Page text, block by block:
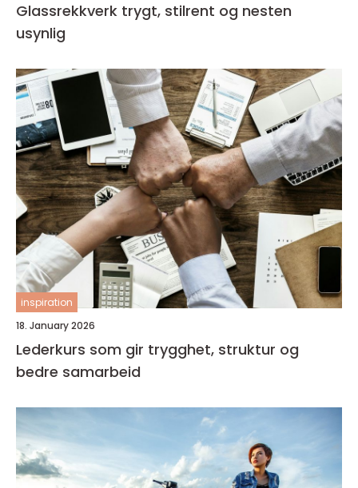
Glassrekkverk trygt, stilrent og nesten
usynlig
inspiration
18. January 2026
Lederkurs som gir trygghet, struktur og
bedre samarbeid